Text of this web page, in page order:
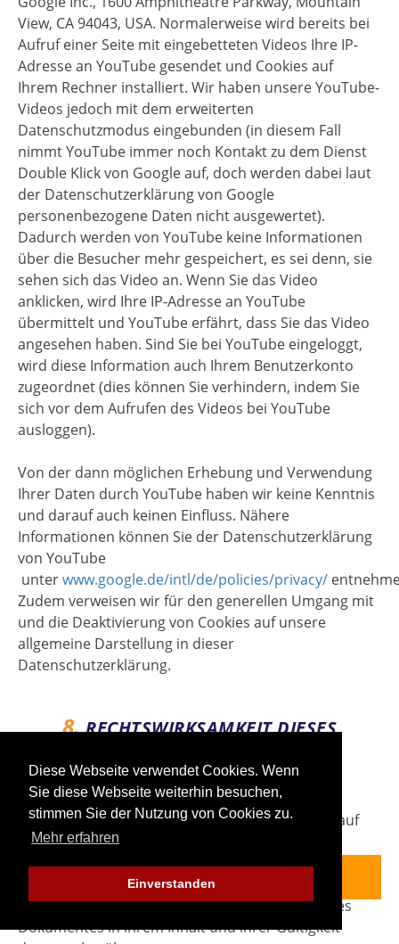
Diese Webseite verwendet Cookies. Wenn
Sie diese Webseite weiterhin besuchen,
stimmen Sie der Nutzung von Cookies zu.
Mehr erfahren
Einverstanden
View, CA 94043, USA. Normalerweise wird bereits bei
Aufruf einer Seite mit eingebetteten Videos Ihre IP-
Adresse an YouTube gesendet und Cookies auf
Ihrem Rechner installiert. Wir haben unsere YouTube-
Videos jedoch mit dem erweiterten
Datenschutzmodus eingebunden (in diesem Fall
nimmt YouTube immer noch Kontakt zu dem Dienst
Double Klick von Google auf, doch werden dabei laut
der Datenschutzerklärung von Google
personenbezogene Daten nicht ausgewertet).
Dadurch werden von YouTube keine Informationen
über die Besucher mehr gespeichert, es sei denn, sie
sehen sich das Video an. Wenn Sie das Video
anklicken, wird Ihre IP-Adresse an YouTube
übermittelt und YouTube erfährt, dass Sie das Video
angesehen haben. Sind Sie bei YouTube eingeloggt,
wird diese Information auch Ihrem Benutzerkonto
zugeordnet (dies können Sie verhindern, indem Sie
sich vor dem Aufrufen des Videos bei YouTube
ausloggen).
Von der dann möglichen Erhebung und Verwendung
Ihrer Daten durch YouTube haben wir keine Kenntnis
und darauf auch keinen Einfluss. Nähere
Informationen können Sie der Datenschutzerklärung
von YouTube
unterwww.google.de/intl/de/policies/privacy/
Zudem verweisen wir für den generellen Umgang mit
und die Deaktivierung von Cookies auf unsere
allgemeine Darstellung in dieser
Datenschutzerklärung.
8.RECHTSWIRKSAMKEIT DIESES
Dieser Haftungsausschluss ist als Teil des
Internetangebotes zu betrachten, von dem aus auf
diese Seite verwiesen wurde. Sofern Teile oder
einzelne Formulierungen dieses Textes der geltenden
Rechtslage nicht, nicht mehr oder nicht vollständig
entsprechen sollten, bleiben die übrigen Teile des
Dokumentes in ihrem Inhalt und ihrer Gültigkeit